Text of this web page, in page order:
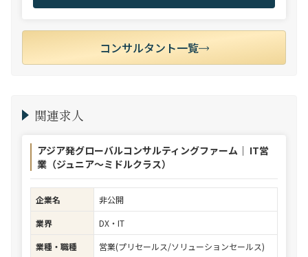
コンサルタント一覧
関連求人
アジア発グローバルコンサルティングファーム｜ IT営
業（ジュニア～ミドルクラス）
企業名
非公開
業界
DX・IT
業種・職種
営業(プリセールス/ソリューションセールス)